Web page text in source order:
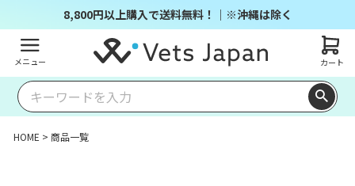
8,800円以上購入で送料無料！｜※沖縄は除く
メニュー カート
HOME 商品一覧
商品番号/JANコード
並び順
新着
順
登録
順
が安
が高
度順
ュー
キー
ワー
ドヒ